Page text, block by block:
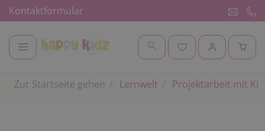
Kontaktformular
Zur Startseite gehen Lernwelt Projektarbeit mit